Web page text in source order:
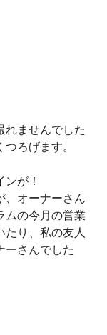
れませんでした
ろげます。
が！
、オーナーさん
ムの今月の営業
たり、私の友人
ーさんでした